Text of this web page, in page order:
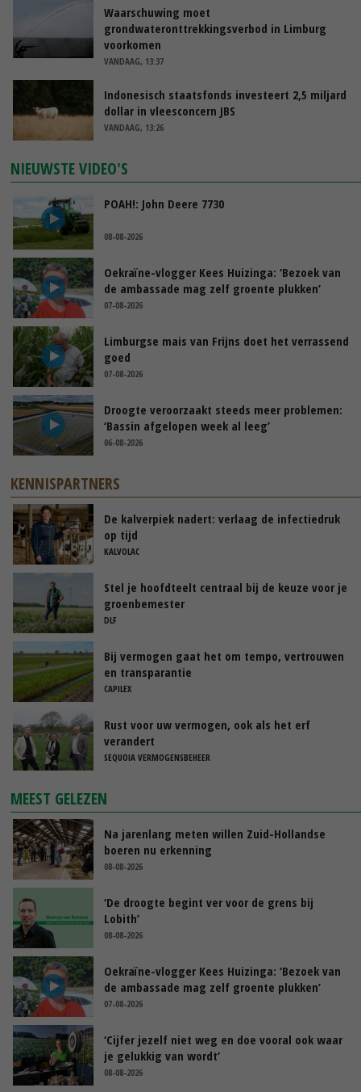
Waarschuwing moet
grondwateronttrekkingsverbod in Limburg
voorkomen
VANDAAG, 13:37
Indonesisch staatsfonds investeert 2,5 miljard
dollar in vleesconcern JBS
VANDAAG, 13:26
NIEUWSTE VIDEO'S
POAH!: John Deere 7730
08-08-2026
Oekraïne-vlogger Kees Huizinga: ‘Bezoek van
de ambassade mag zelf groente plukken’
07-08-2026
Limburgse mais van Frijns doet het verrassend
goed
07-08-2026
Droogte veroorzaakt steeds meer problemen:
‘Bassin afgelopen week al leeg’
06-08-2026
KENNISPARTNERS
De kalverpiek nadert: verlaag de infectiedruk
op tijd
KALVOLAC
Stel je hoofdteelt centraal bij de keuze voor je
groenbemester
DLF
Bij vermogen gaat het om tempo, vertrouwen
en transparantie
CAPILEX
Rust voor uw vermogen, ook als het erf
verandert
SEQUOIA VERMOGENSBEHEER
MEEST GELEZEN
Na jarenlang meten willen Zuid-Hollandse
boeren nu erkenning
08-08-2026
‘De droogte begint ver voor de grens bij
Lobith’
08-08-2026
Oekraïne-vlogger Kees Huizinga: ‘Bezoek van
de ambassade mag zelf groente plukken’
07-08-2026
‘Cijfer jezelf niet weg en doe vooral ook waar
je gelukkig van wordt’
08-08-2026